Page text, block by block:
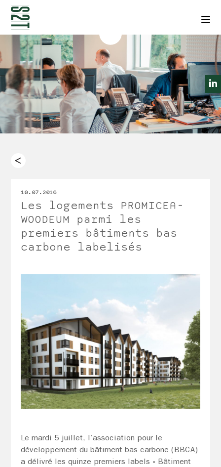
NEWSLETTERS
CONTACT
10.07.2016
Les logements PROMICEA-
WOODEUM parmi les
premiers bâtiments bas
carbone labelisés
Le mardi 5 juillet, l’association pour le
développement du bâtiment bas carbone (BBCA)
a délivré les quinze premiers labels « Bâtiment